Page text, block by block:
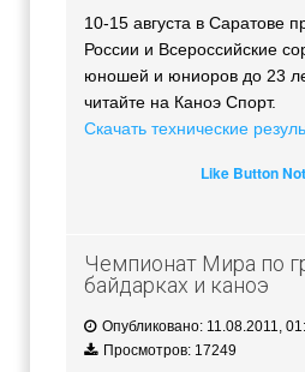
10-15 августа в Саратове
России и Всероссийские
юношей и юниоров до 23
читайте на Каноэ Спорт.
Скачать технические
Like Button
Чемпионат Мира по
байдарках и каноэ
Опубликовано: 11.08.2011,
Просмотров: 17249